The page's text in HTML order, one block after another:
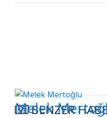
BENZER
Melek